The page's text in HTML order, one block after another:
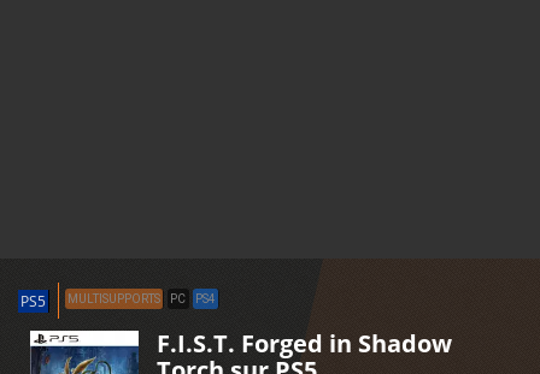
PS5 MULTISUPPORTS PC PS4
F.I.S.T. Forged in Shadow